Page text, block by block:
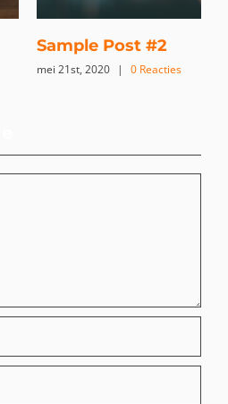
Sample Post #2
mei 21st, 2020 | 0 Reacties